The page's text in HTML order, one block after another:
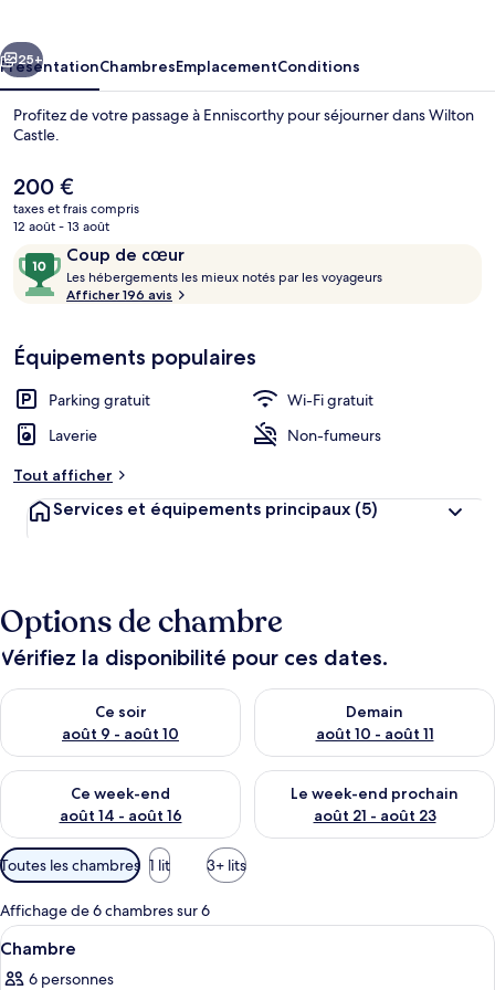
Suivant
25+
PrésentationChambresEmplacementConditions
Profitez de votre passage à Enniscorthy pour séjourner dans Wilton
Castle.
Le
prix
actuel
de
200 €.
200 €
taxes et frais compris
12 août - 13 août
Avis
voyageurs
Coup de cœur
10
sur
10,
cœur
Les hébergements les mieux notés par les voyageurs
m
m
i
e
u
x
n
p
Afficher 196 avis
Équipements populaires
Parking gratuit
Wi-Fi gratuit
Laverie
Non-fumeurs
Tout afficher
Services et équipements principaux (5)
Options de chambre
Vérifiez la disponibilité pour ces dates.
Ce soir
août 9 - août 10
Vérifier la disponibilité pour ce soir août 9 - août 10
Demain
août 10 - août 11
Vérifier la disponibilité pour
Ce week-end
août 14 - août 16
Vérifier la disponibilité pour ce week-end août 14 - août 16
Le week-end prochain
août 21 - août 23
Vérifier la disponibilité pour
Filtres
disponibles
pour
les
chambres
Toutes les chambres 1 lit 3+ lits
Affichage de 6 chambres sur 6
Afficher
toutes
Une chambre à coucher
7
Chambre
6 personnes